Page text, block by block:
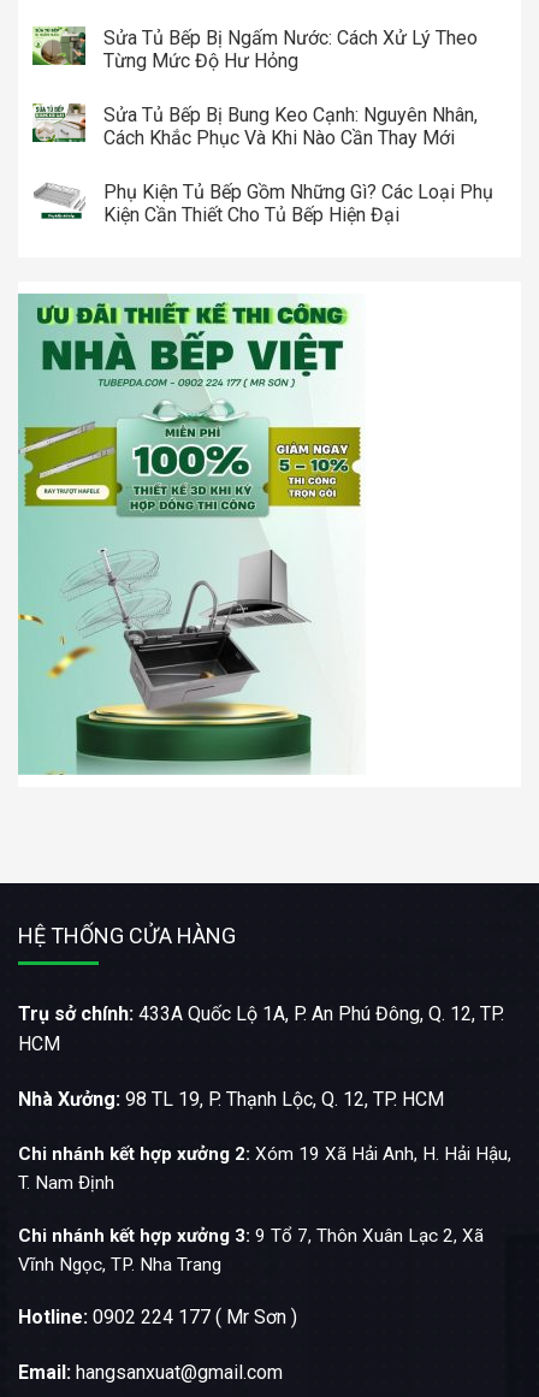
Sửa Tủ Bếp Bị Ngấm Nước: Cách Xử Lý Theo
Từng Mức Độ Hư Hỏng
Sửa Tủ Bếp Bị Bung Keo Cạnh: Nguyên Nhân,
Cách Khắc Phục Và Khi Nào Cần Thay Mới
Phụ Kiện Tủ Bếp Gồm Những Gì? Các Loại Phụ
Kiện Cần Thiết Cho Tủ Bếp Hiện Đại
HỆ THỐNG CỬA HÀNG
Trụ sở chính: 433A Quốc Lộ 1A, P. An Phú Đông, Q. 12, TP.
HCM
Nhà Xưởng: 98 TL 19, P. Thạnh Lộc, Q. 12, TP. HCM
Chi nhánh kết hợp xưởng 2: Xóm 19 Xã Hải Anh, H. Hải Hậu,
T. Nam Định
Chi nhánh kết hợp xưởng 3: 9 Tổ 7, Thôn Xuân Lạc 2, Xã
Vĩnh Ngọc, TP. Nha Trang
Hotline: 0902 224 177 ( Mr Sơn )
Email: hangsanxuat@gmail.com